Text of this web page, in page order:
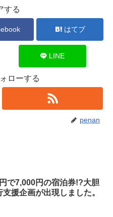
する
はてブ
LINE
ローする
penan
で7,000円の宿泊券!?大胆
支援企画が出現しました。